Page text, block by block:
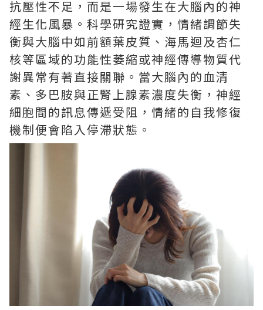
抗壓性不足，而是一場發生在大腦內的神
經生化風暴。科學研究證實，情緒調節失
衡與大腦中如前額葉皮質、海馬迴及杏仁
核等區域的功能性萎縮或神經傳導物質代
謝異常有著直接關聯。當大腦內的血清
素、多巴胺與正腎上腺素濃度失衡，神經
細胞間的訊息傳遞受阻，情緒的自我修復
機制便會陷入停滯狀態。